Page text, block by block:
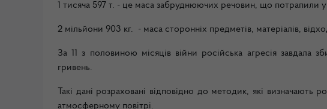
1 тисяча 597 т. - це маса забруднюючих речовин, що потрапили у
2 мільйони 903 кг. - маса сторонніх предметів, матеріалів,
За 11 з половиною місяців війни російська агресія завдала
гривень.
Такі дані розраховані відповідно до методик, які
атмосферному повітрі.